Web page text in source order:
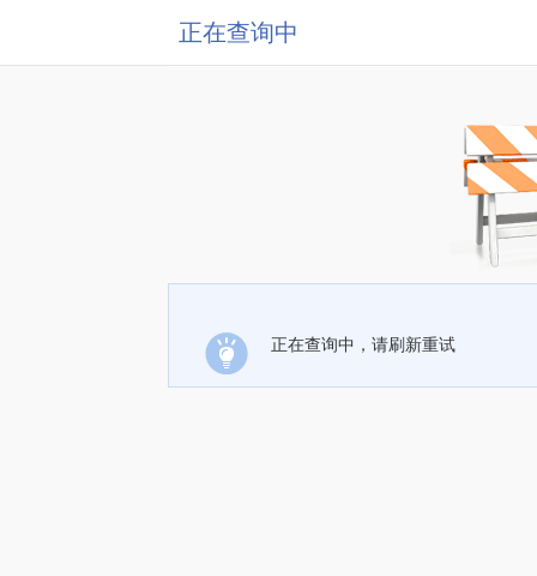
正在查询中
正在查询中，请刷新重试